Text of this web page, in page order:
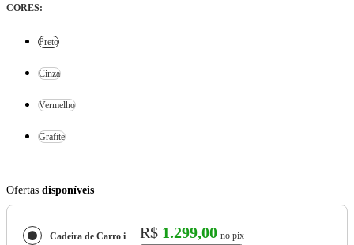
CORES:
Preto
Cinza
Vermelho
Grafite
Ofertas disponíveis
Cadeira de Carro infantil Max360 Isofix 36kgs Maxi Baby R$ 1.299,00 no pix